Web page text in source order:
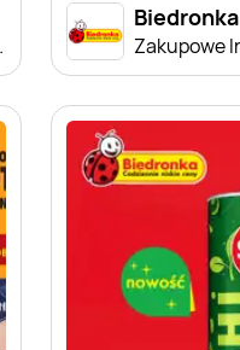
modowe
Biedronka